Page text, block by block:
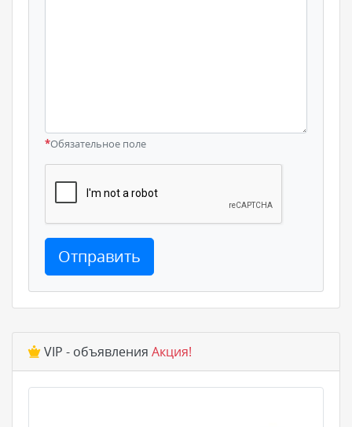
*Обязательное поле
Отправить
VIP - объявления Акция!